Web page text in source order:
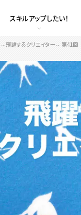
スキルアップしたい！
～飛躍するクリエイター～ 第41